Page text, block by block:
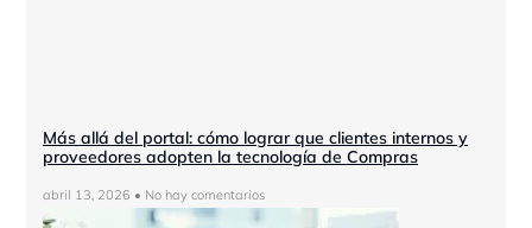
Más allá del portal: cómo lograr que clientes internos y
proveedores adopten la tecnología de Compras
abril 13, 2026 No hay comentarios